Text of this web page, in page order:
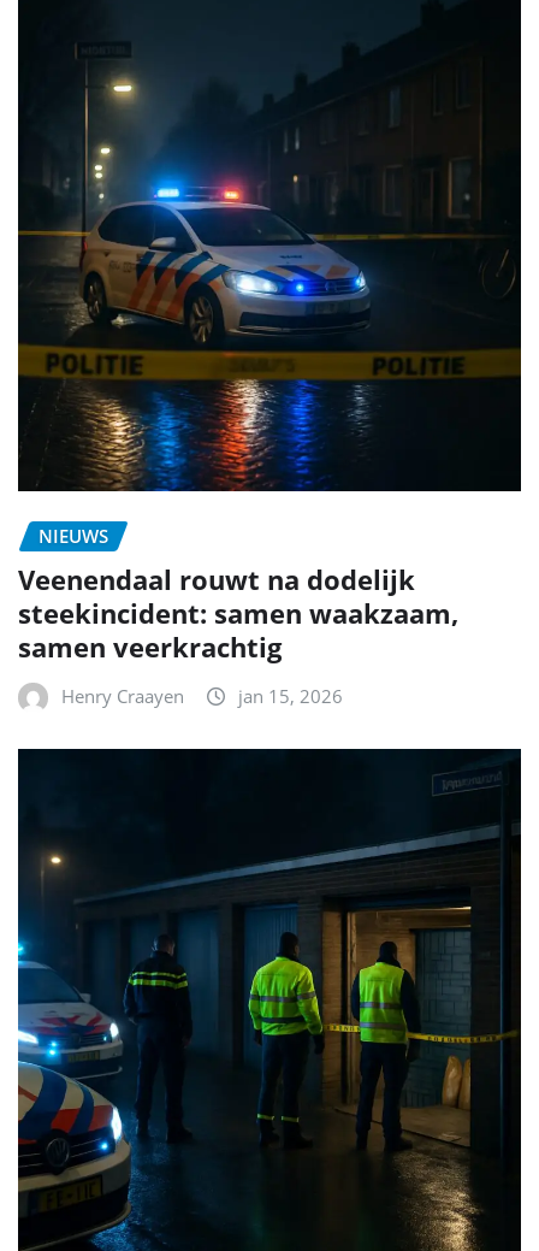
NIEUWS
Veenendaal rouwt na dodelijk
steekincident: samen waakzaam,
samen veerkrachtig
Henry Craayen jan 15, 2026